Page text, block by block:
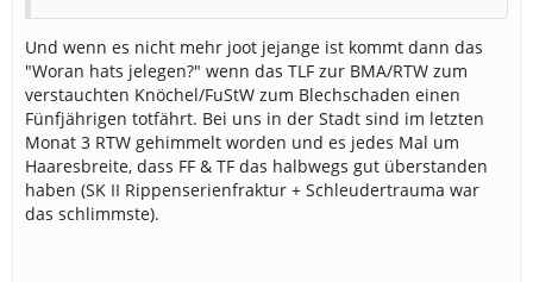
Und wenn es nicht mehr joot jejange ist kommt dann das
"Woran hats jelegen?" wenn das TLF zur BMA/RTW zum
verstauchten Knöchel/FuStW zum Blechschaden einen
Fünfjährigen totfährt. Bei uns in der Stadt sind im letzten
Monat 3 RTW gehimmelt worden und es jedes Mal um
Haaresbreite, dass FF & TF das halbwegs gut überstanden
haben (SK II Rippenserienfraktur + Schleudertrauma war
das schlimmste).